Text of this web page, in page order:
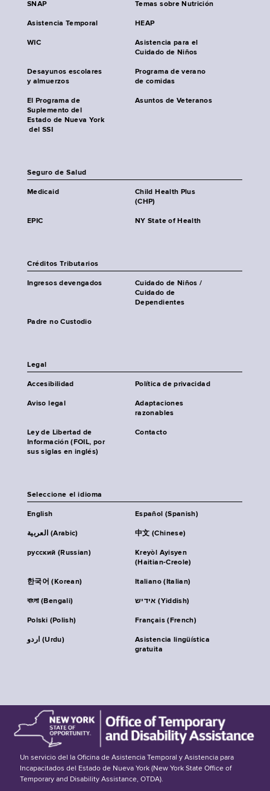
SNAP Temas sobre Nutrición
Asistencia Temporal HEAP
WIC
Asistencia para el
Cuidado de Niños
Desayunos escolares
y almuerzos
Programa de verano
de comidas
El Programa de
Suplemento del
Estado de Nueva York
del SSI
Asuntos de Veteranos
Seguro de Salud
Medicaid
Child Health Plus
(CHP)
EPIC NY State of Health
Créditos Tributarios
Ingresos devengados
Cuidado de Niños /
Cuidado de
Dependientes
Padre no Custodio
Legal
Accesibilidad Política de privacidad
Aviso legal
Adaptaciones
razonables
Ley de Libertad de
Información (FOIL, por
sus siglas en inglés)
Contacto
Seleccione el idioma
English Español (Spanish)
العربية (Arabic) 中文 (Chinese)
русский (Russian)
Kreyòl Ayisyen
(Haitian-Creole)
한국어 (Korean) Italiano (Italian)
বাংলা (Bengali) אידיש (Yiddish)
Polski (Polish) Français (French)
اردو (Urdu)
Asistencia lingüística
gratuita
Un servicio del la Oficina de Asistencia Temporal y Asistencia para
Incapacitados del Estado de Nueva York (New York State Office of
Temporary and Disability Assistance, OTDA).